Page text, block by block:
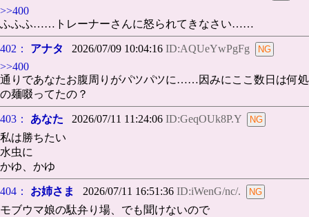
>>400
ふふふ……トレーナーさんに怒られてきなさい……
402： アナタ 2026/07/09 10:04:16 ID:AQUeYwPgFg
>>400
通りであなたお腹周りがパツパツに……因みにここ数日は何処
の麺啜ってたの？
403： あなた 2026/07/11 11:24:06 ID:GeqOUk8P.Y
私は勝ちたい
水虫に
かゆ、かゆ
404： お姉さま 2026/07/11 16:51:36 ID:iWenG/nc/.
モブウマ娘の駄弁り場、でも聞けないので